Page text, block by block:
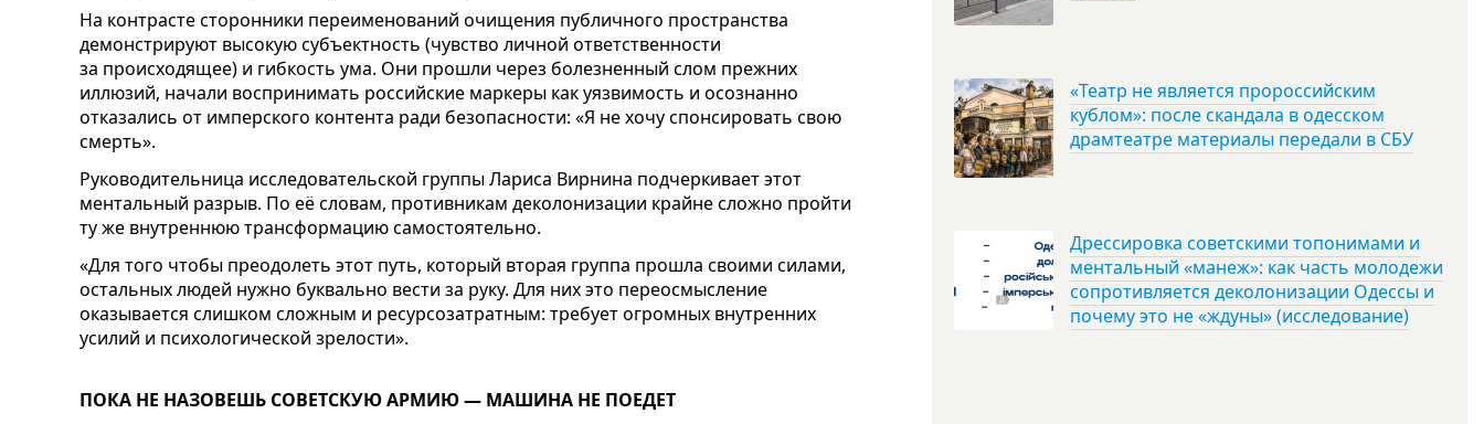
На контрасте сторонники переименований очищения публичного пространства
демонстрируют высокую субъектность (чувство личной ответственности
за происходящее) и гибкость ума. Они прошли через болезненный слом прежних
иллюзий, начали воспринимать российские маркеры как уязвимость и осознанно
отказались от имперского контента ради безопасности: «Я не хочу спонсировать свою
смерть».
Руководительница исследовательской группы Лариса Вирнина подчеркивает этот
ментальный разрыв. По её словам, противникам деколонизации крайне сложно пройти
ту же внутреннюю трансформацию самостоятельно.
«Для того чтобы преодолеть этот путь, который вторая группа прошла своими силами,
остальных людей нужно буквально вести за руку. Для них это переосмысление
оказывается слишком сложным и ресурсозатратным: требует огромных внутренних
усилий и психологической зрелости».
ПОКА НЕ НАЗОВЕШЬ СОВЕТСКУЮ АРМИЮ — МАШИНА НЕ ПОЕДЕТ
«Театр не является пророссийским
кублом»: после скандала в одесском
драмтеатре материалы передали в СБУ
Дрессировка советскими топонимами и
ментальный «манеж»: как часть молодежи
сопротивляется деколонизации Одессы и
почему это не «ждуны» (исследование)